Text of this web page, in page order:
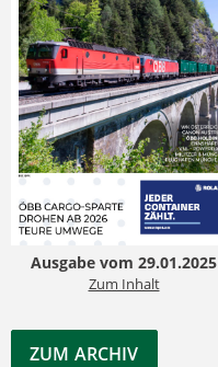
Ausgabe vom 29.01.2025
Zum Inhalt
ZUM ARCHIV